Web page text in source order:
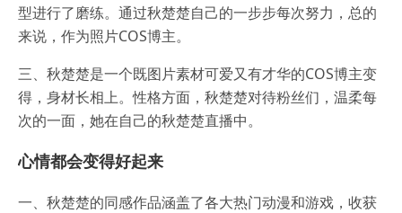
型进行了磨练。通过秋楚楚自己的一步步每次努力，总的
来说，作为照片COS博主。
三、秋楚楚是一个既图片素材可爱又有才华的COS博主变
得，身材长相上。性格方面，秋楚楚对待粉丝们，温柔每
次的一面，她在自己的秋楚楚直播中。
心情都会变得好起来
一、秋楚楚的同感作品涵盖了各大热门动漫和游戏，收获